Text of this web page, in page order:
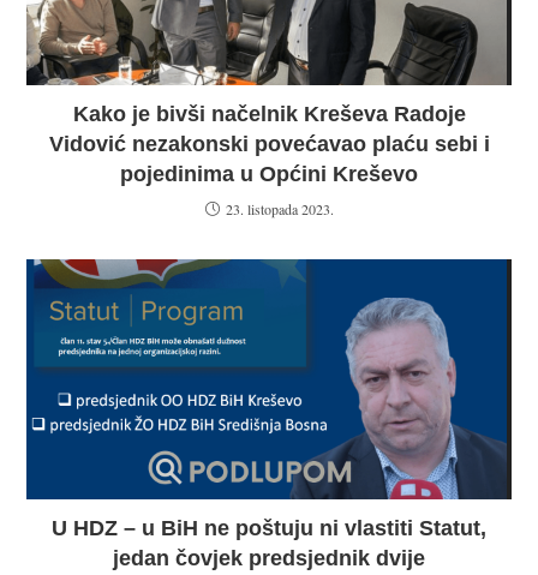
Kako je bivši načelnik Kreševa Radoje
Vidović nezakonski povećavao plaću sebi i
pojedinima u Općini Kreševo
23. listopada 2023.
U HDZ – u BiH ne poštuju ni vlastiti Statut,
jedan čovjek predsjednik dvije